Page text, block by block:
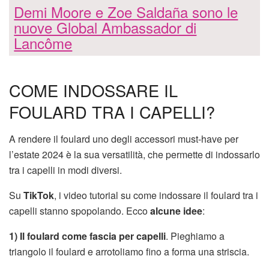
Demi Moore e Zoe Saldaña sono le
nuove Global Ambassador di
Lancôme
COME INDOSSARE IL
FOULARD TRA I CAPELLI?
A rendere il foulard uno degli accessori must-have per
l’estate 2024 è la sua versatilità, che permette di indossarlo
tra i capelli in modi diversi.
Su TikTok, i video tutorial su come indossare il foulard tra i
capelli stanno spopolando. Eccoalcune idee:
1) Il foulard come fascia per capelli. Pieghiamo a
triangolo il foulard e arrotoliamo fino a forma una striscia.